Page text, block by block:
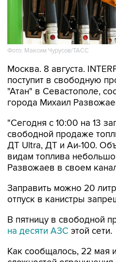
Фото: Максим Чурусов/ТАСС
Москва. 8 августа.
поступит в свободную
"Атан" в Севастополе,
города Михаил
"Сегодня с 10:00 на 13
свободной продаже
ДТ Ultra, ДТ и Аи-100.
видам топлива
Развожаев в своем
Заправить можно 20
отпуск в канистры
В пятницу в свободной
на десяти АЗС этой сети.
Как сообщалось, 22 мая